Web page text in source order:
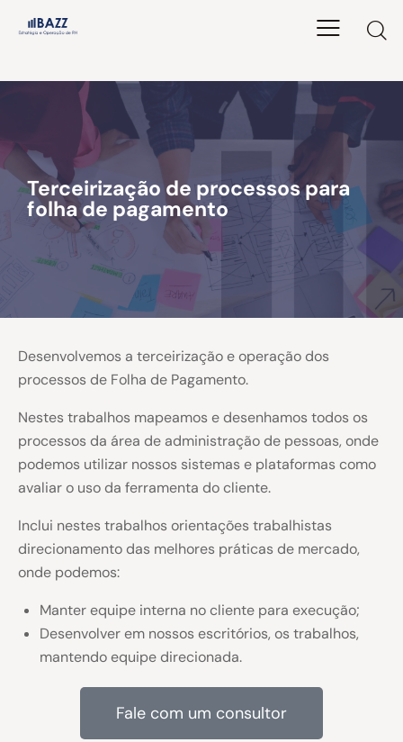
Terceirização de processos para
folha de pagamento
Desenvolvemos a terceirização e operação dos
processos de Folha de Pagamento.
Nestes trabalhos mapeamos e desenhamos todos os
processos da área de administração de pessoas, onde
podemos utilizar nossos sistemas e plataformas como
avaliar o uso da ferramenta do cliente.
Inclui nestes trabalhos orientações trabalhistas
direcionamento das melhores práticas de mercado,
onde podemos:
Manter equipe interna no cliente para execução;
Desenvolver em nossos escritórios, os trabalhos,
mantendo equipe direcionada.
Fale com um consultor